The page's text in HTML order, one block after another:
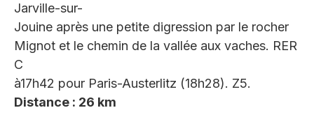
Jarville-sur-
Jouine après une petite digression par le rocher
Mignot et le chemin de la vallée aux vaches. RER
C
à17h42 pour Paris-Austerlitz (18h28). Z5.
Distance : 26 km